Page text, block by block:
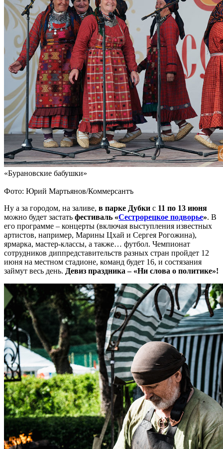
«Бурановские бабушки»
Фото: Юрий Мартьянов/Коммерсантъ
Ну а за городом, на заливе, в парке Дубки с 11 по 13 июня
можно будет застать фестиваль «Сестрорецкое подворье». В
его программе – концерты (включая выступления известных
артистов, например, Марины Цхай и Сергея Рогожина),
ярмарка, мастер-классы, а также… футбол. Чемпионат
сотрудников диппредставительств разных стран пройдет 12
июня на местном стадионе, команд будет 16, и состязания
займут весь день. Девиз праздника – «Ни слова о политике»!